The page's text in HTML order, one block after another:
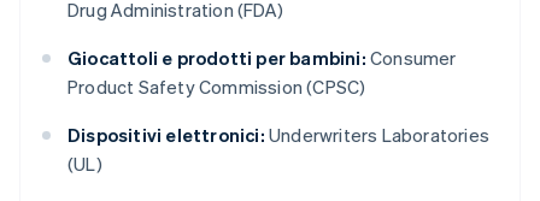
Drug Administration (FDA)
Giocattoli e prodotti per bambini: Consumer
Product Safety Commission (CPSC)
Dispositivi elettronici: Underwriters Laboratories
(UL)